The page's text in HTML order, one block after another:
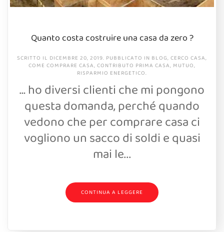
Quanto costa costruire una casa da zero ?
SCRITTO IL DICEMBRE 20, 2019. PUBBLICATO IN BLOG, CERCO CASA,
COME COMPRARE CASA, CONTRIBUTO PRIMA CASA, MUTUO,
RISPARMIO ENERGETICO.
… ho diversi clienti che mi pongono
questa domanda, perché quando
vedono che per comprare casa ci
vogliono un sacco di soldi e quasi
mai le...
CONTINUA A LEGGERE